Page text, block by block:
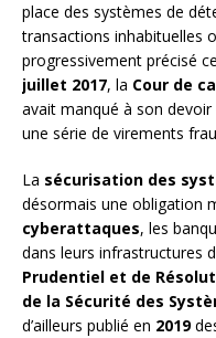
place des systèmes de
transactions inhabituelles
progressivement précisé
juillet 2017, la Cour de
avait manqué à son
une série de virements
La sécurisation des
désormais une obligation
cyberattaques, les
dans leurs infrastructures
Prudentiel et de
de la Sécurité des
d’ailleurs publié en 2019